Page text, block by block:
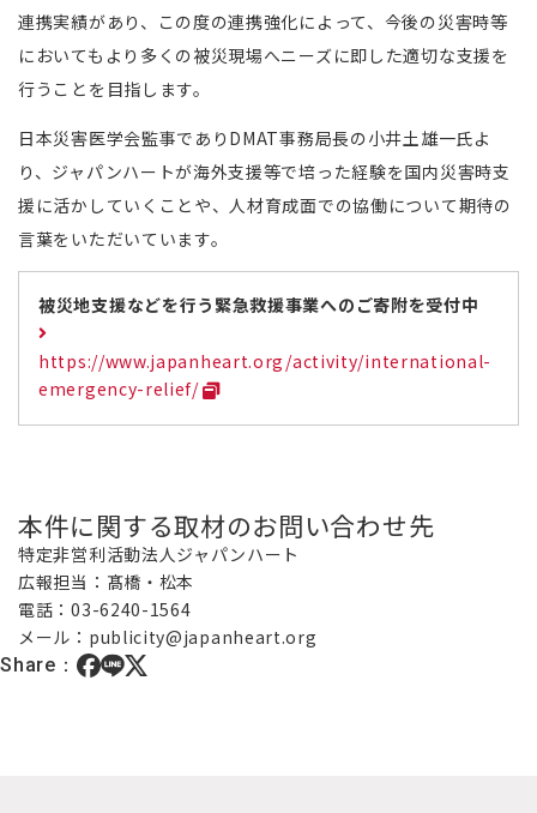
連携実績があり、この度の連携強化によって、今後の災害時等
においてもより多くの被災現場へニーズに即した適切な支援を
行うことを目指します。
日本災害医学会監事でありDMAT事務局長の小井土雄一氏よ
り、ジャパンハートが海外支援等で培った経験を国内災害時支
援に活かしていくことや、人材育成面での協働について期待の
言葉をいただいています。
被災地支援などを行う緊急救援事業へのご寄附を受付中
https://www.japanheart.org/activity/international-
emergency-relief/
本件に関する取材のお問い合わせ先
特定非営利活動法人ジャパンハート
広報担当：髙橋・松本
電話：03-6240-1564
メール：publicity@japanheart.org
Share：